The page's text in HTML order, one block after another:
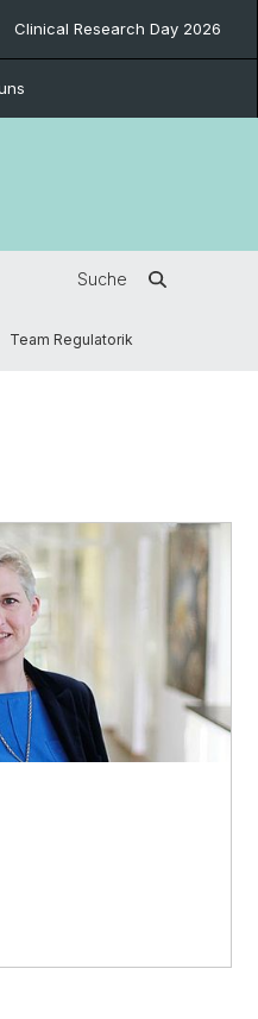
Clinical Research Day 2026
Suche
Team Regulatorik